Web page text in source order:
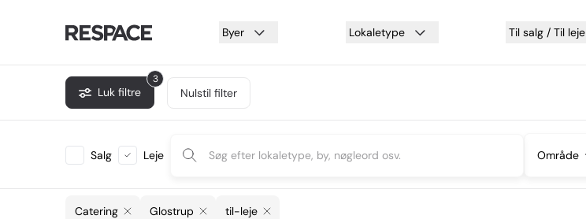
Byer Lokaletype Til salg / Til leje
3
Luk filtre Nulstil filter
Salg Leje Område
Catering Glostrup til-leje